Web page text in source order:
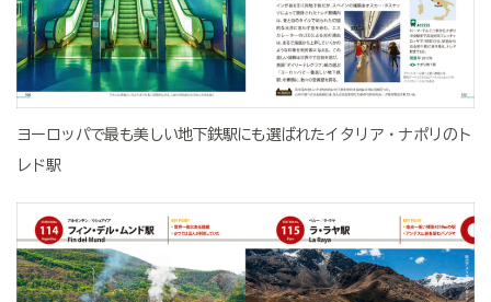
ヨーロッパで最も美しい地下鉄駅にも選ばれたイタリア・ナポリのト
レド駅